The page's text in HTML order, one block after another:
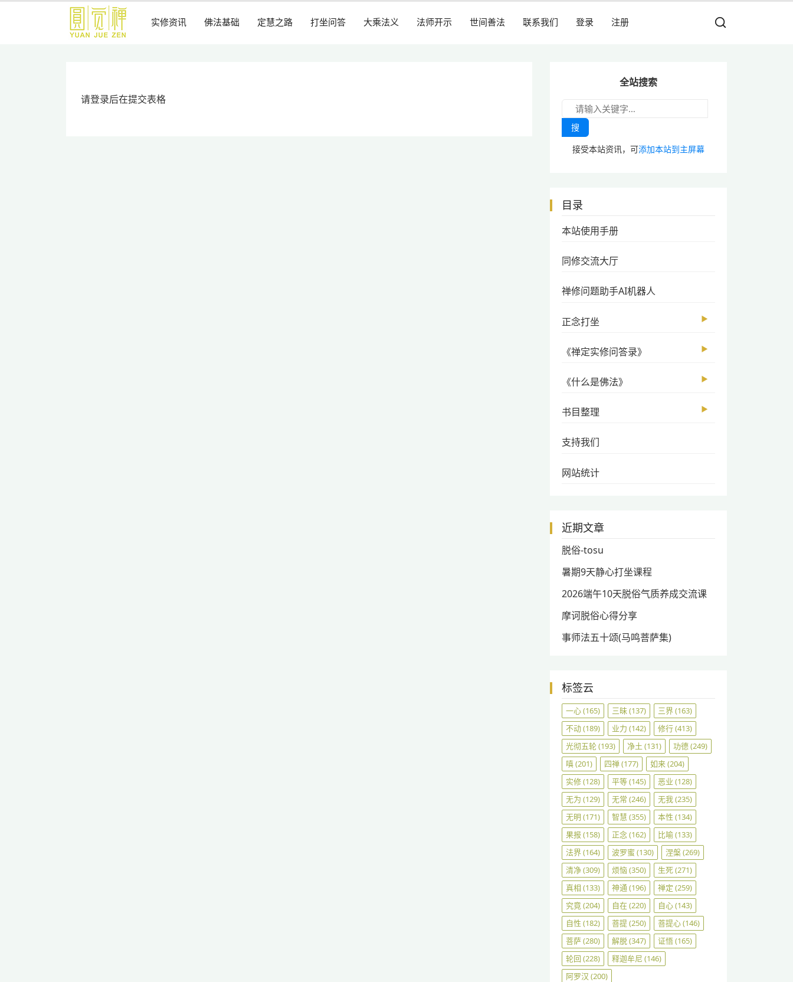
实修资讯 佛法基础 定慧之路 打坐问答 大乘法义 法师开示 世间善法 联系我们 登录 注册
请登录后在提交表格
全站搜索
搜
接受本站资讯，可添加本站到主屏幕
目录
本站使用手册
同修交流大厅
禅修问题助手AI机器人
正念打坐 ▶
《禅定实修问答录》 ▶
《什么是佛法》 ▶
书目整理 ▶
支持我们
网站统计
近期文章
脱俗-tosu
暑期9天静心打坐课程
2026端午10天脱俗气质养成交流课
摩诃脱俗心得分享
事师法五十颂(马鸣菩萨集)
标签云
一心(165) 三昧(137) 三界(163)
不动(189) 业力 (142) 修行(413)
光彻五轮(193) 净土 (131) 功德(249)
嗔(201) 四禅(177) 如来(204)
实修(128) 平等(145) 恶业 (128)
无为 (129) 无常 (246) 无我(235)
无明 (171) 智慧 (355) 本性 (134)
果报 (158) 正念(162) 比喻(133)
法界(164) 波罗蜜 (130) 涅槃(269)
清净(309) 烦恼(350) 生死(271)
真相 (133) 神通 (196) 禅定 (259)
究竟(204) 自在(220) 自心(143)
自性 (182) 菩提(250) 菩提心(146)
菩萨(280) 解脱(347) 证悟(165)
轮回 (228) 释迦牟尼 (146)
阿罗汉 (200)